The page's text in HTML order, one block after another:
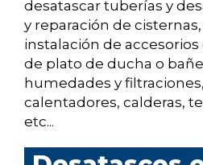
desatascar tuberías y
y reparación de
instalación de
de plato de ducha o
humedades y
calentadores, calderas,
etc...